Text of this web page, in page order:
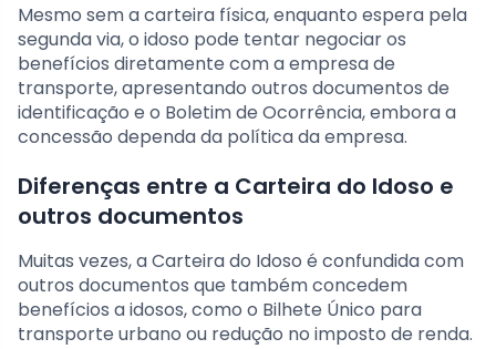
Mesmo sem a carteira física, enquanto espera pela
segunda via, o idoso pode tentar negociar os
benefícios diretamente com a empresa de
transporte, apresentando outros documentos de
identificação e o Boletim de Ocorrência, embora a
concessão dependa da política da empresa.
Diferenças entre a Carteira do Idoso e
outros documentos
Muitas vezes, a Carteira do Idoso é confundida com
outros documentos que também concedem
benefícios a idosos, como o Bilhete Único para
transporte urbano ou redução no imposto de renda.